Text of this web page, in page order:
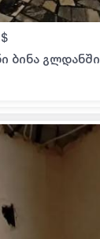
$
ბინა გლდანში